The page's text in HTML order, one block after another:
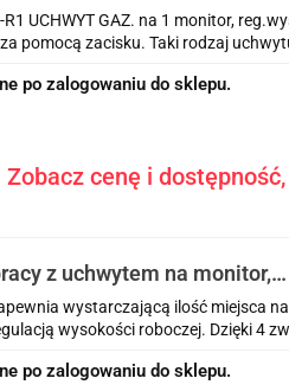
R1 UCHWYT GAZ. na 1 monitor,
pomocą zacisku. Taki rodzaj
po zalogowaniu do sklepu.
Zobacz cenę i
z uchwytem na monitor,
PC - z elastyczną
wystarczającą ilość miejsca
wysokości roboczej. Dzięki 4
po zalogowaniu do sklepu.